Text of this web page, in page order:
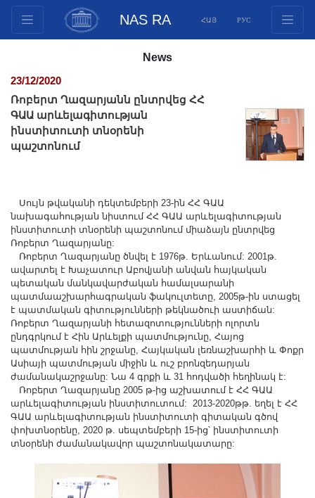
NAS RA ՀԱՅ РУС
Innovation Proposals
Publications
Funds
International cooperation
Youth programs
Photogallery
Videogallery
Web Resources
Other Academies
"Gitutyun" newspaper
"In the World of Science" Journal
Publications in Press
Notices
Anniversaries
Universities
Scientific Results
News
23/12/2020
Ռոբերտ Ղազարյանն ընտրվեց ՀՀ
ԳԱԱ արևելագիտության
ինստիտուտի տնօրենի
պաշտոնում
Սույն թվականի դեկտեմբերի 23-ին ՀՀ ԳԱԱ
նախագահության նիստում ՀՀ ԳԱԱ արևելագիտության
ինստիտուտի տնօրենի պաշտոնում միաձայն ընտրվեց
Ռոբերտ Ղազարյանը:
Ռոբերտ Ղազարյանը ծնվել է 1976թ. Երևանում: 2001թ.
ավարտել է Խաչատուր Աբովյանի անվան հայկական
պետական մանկավարժական համալսարանի
պատմաաշխարհագրական ֆակուլտետը, 2005թ-ին ստացել
է պատմական գիտությունների թեկնածուի աստիճան:
Ռոբերտ Ղազարյանի հետազոտությունների ոլորտն
ընդգրկում է Հին Արևելքի պատմությունը, Հայոց
պատմության հին շրջանը, Հայկական լեռնաշխարհի և Փոքր
Ասիայի պատմության միջին և ուշ բրոնզեդարյան
ժամանակաշրջանը: Նա 4 գրքի և 31 հոդվածի հեղինակ է:
Ռոբերտ Ղազարյանը 2005 թ-ից աշխատում է ՀՀ ԳԱԱ
արևելագիտության ինստիտուտում: 2013-2020թթ. եղել է ՀՀ
ԳԱԱ արևելագիտության ինստիտուտի գիտական գծով
փոխտնօրենը, 2020 թ. սեպտեմբերի 15-ից՝ ինստիտուտի
տնօրենի ժամանակավոր պաշտոնակատարը: